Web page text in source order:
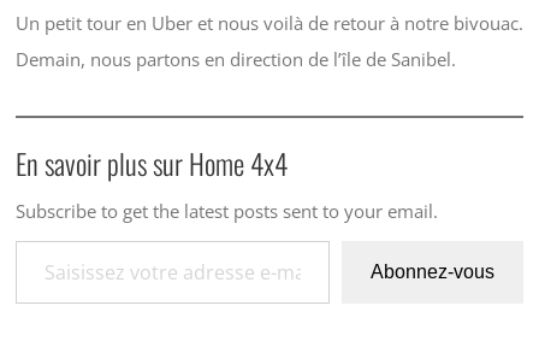
Un petit tour en Uber et nous voilà de retour à notre bivouac.
Demain, nous partons en direction de l’île de Sanibel.
En savoir plus sur Home 4x4
Subscribe to get the latest posts sent to your email.
Saisissez votre adresse e-mail…
Abonnez-vous